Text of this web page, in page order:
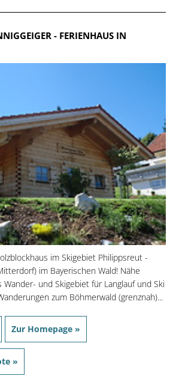
- FERIENHAUS IN
im Skigebiet Philippsreut -
im Bayerischen Wald! Nähe
Wander- und Skigebiet für Langlauf und Ski
zum Böhmerwald (grenznah)...
Zur Homepage »
»